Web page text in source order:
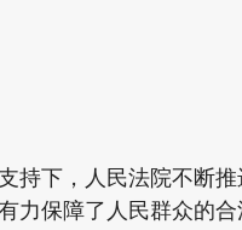
，人民法院不断推
力保障了人民群众的